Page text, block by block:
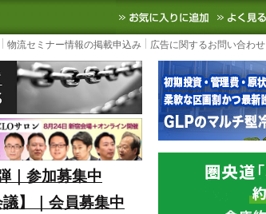
ースサイト
3PL, SCMなど国内外の最新の物流ニュース
お気に
物流セミナー情報の掲載申込み 広告に関するお問い合わせ
｜参加募集中
】｜会員募集中